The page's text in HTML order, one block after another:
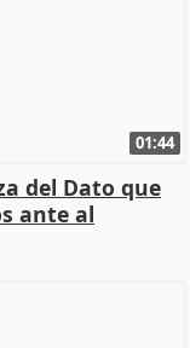
01:44
del Dato que
ante al